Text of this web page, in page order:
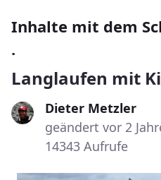
Inhalte mit dem
.
Langlaufen mit
Dieter Metzler
geändert vor 2
14343 Aufrufe